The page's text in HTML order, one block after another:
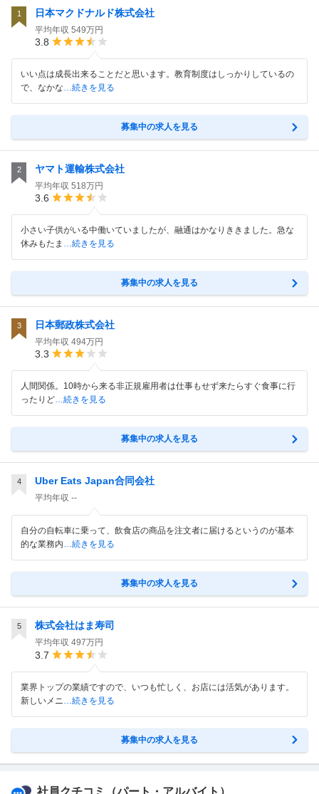
1 日本マクドナルド株式会社
平均年収 549万円
3.8
いい点は成長出来ることだと思います。教育制度はしっかりしているの
で、なかな…続きを見る
募集中の求人を見る
2 ヤマト運輸株式会社
平均年収 518万円
3.6
小さい子供がいる中働いていましたが、融通はかなりききました。急な
休みもたま …続きを見る
募集中の求人を見る
3 日本郵政株式会社
平均年収 494万円
3.3
人間関係。10時から来る非正規雇用者は仕事もせず来たらすぐ食事に行
ったりど…続きを見る
募集中の求人を見る
4 Uber Eats Japan合同会社
平均年収 --
自分の自転車に乗って、飲食店の商品を注文者に届けるというのが基本
的な業務内…続きを見る
募集中の求人を見る
5 株式会社はま寿司
平均年収 497万円
3.7
業界トップの業績ですので、いつも忙しく、お店には活気があります。
新しいメニ
…続きを見る
募集中の求人を見る
社員クチコミ （パート・アルバイト）